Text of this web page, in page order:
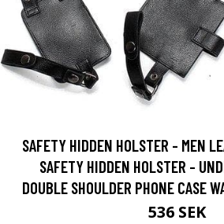
SAFETY HIDDEN HOLSTER - MEN
SAFETY HIDDEN HOLSTER -
DOUBLE SHOULDER PHONE CASE
536 SEK